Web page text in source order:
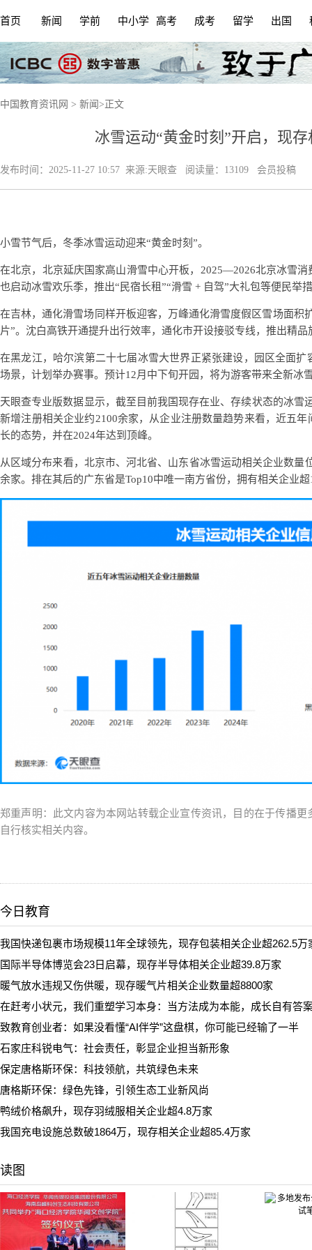
首页 新闻 学前 中小学 高考 成考 留学 出国
中国教育资讯网 > 新闻 > 正文
冰雪运动“黄金时刻”开启，现
发布时间： 2025-11-27 10:57 来源:天眼查 阅读量：13109 会员投稿
小雪节气后，冬季冰雪运动迎来“黄金时刻”。
在北京，北京延庆国家高山滑雪中心开板，2025—2026北京冰雪
也启动冰雪欢乐季，推出“民宿长租”“滑雪 + 自驾”大礼包等便民举
在吉林，通化滑雪场同样开板迎客，万峰通化滑雪度假区雪场面积
片”。沈白高铁开通提升出行效率，通化市开设接驳专线，推出精
在黑龙江，哈尔滨第二十七届冰雪大世界正紧张建设，园区全面
场景，计划举办赛事。预计12月中下旬开园，将为游客带来全新冰
天眼查专业版数据显示，截至目前我国现存在业、存续状态的冰雪
新增注册相关企业约2100余家，从企业注册数量趋势来看，近五
长的态势，并在2024年达到顶峰。
从区域分布来看，北京市、河北省、山东省冰雪运动相关企业数量
余家。排在其后的广东省是Top10中唯一南方省份，拥有相关企业
郑重声明：此文内容为本网站转载企业宣传资讯，目的在于传播
自行核实相关内容。
今日教育
我国快递包裹市场规模11年全球领先，现存包装相关企业超262.5万
国际半导体博览会23日启幕，现存半导体相关企业超39.8万家
暖气放水违规又伤供暖，现存暖气片相关企业数量超8800家
在赶考小状元，我们重塑学习本身：当方法成为本能，成长自有答
致教育创业者：如果没看懂“AI伴学”这盘棋，你可能已经输了一半
石家庄科锐电气：社会责任，彰显企业担当新形象
保定唐格斯环保：科技领航，共筑绿色未来
唐格斯环保：绿色先锋，引领生态工业新风尚
鸭绒价格飙升，现存羽绒服相关企业超4.8万家
我国充电设施总数破1864万，现存相关企业超85.4万家
读图